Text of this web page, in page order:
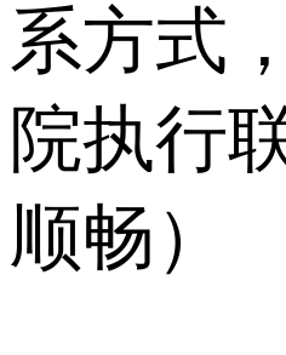
系方式
院执行
顺畅）